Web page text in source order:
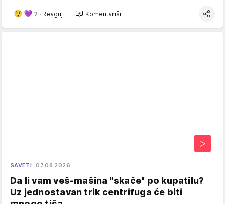
2 · Reaguj Komentariši
SAVETI 07.08.2026.
Da li vam veš-mašina "skače" po kupatilu?
Uz jednostavan trik centrifuga će biti